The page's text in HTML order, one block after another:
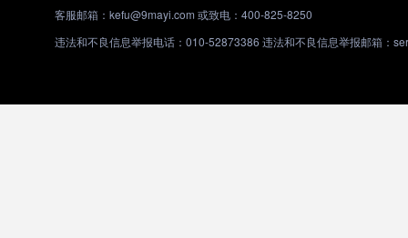
客服邮箱：kefu@9mayi.com 或致电：400-825-8250
违法和不良信息举报电话：010-52873386 违法和不良信息举报邮箱：